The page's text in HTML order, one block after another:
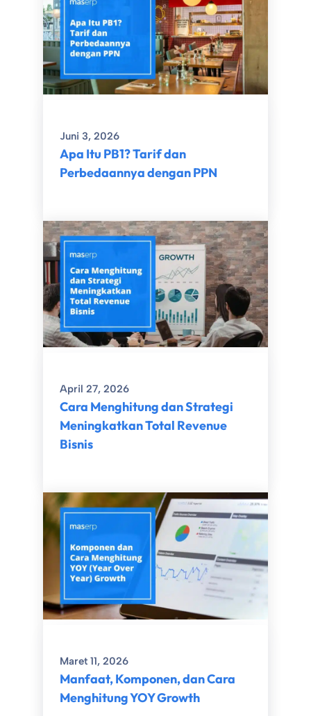
Juni 3, 2026
Apa Itu PB1? Tarif dan
Perbedaannya dengan PPN
April 27, 2026
Cara Menghitung dan Strategi
Meningkatkan Total Revenue
Bisnis
Maret 11, 2026
Manfaat, Komponen, dan Cara
Menghitung YOY Growth